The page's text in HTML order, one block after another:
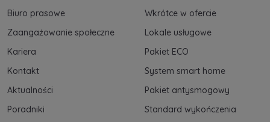
Biuro prasowe
Zaangażowanie społeczne
Kariera
Kontakt
Aktualności
Poradniki
Wkrótce w ofercie
Lokale usługowe
Pakiet ECO
System smart home
Pakiet antysmogowy
Standard wykończenia